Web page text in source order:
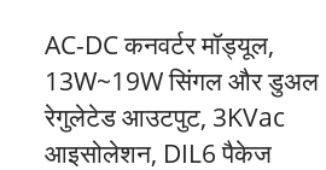
AC-DC कनवर्टर मॉड्यूल,
13W~19W सिंगल और डुअल
रेगुलेटेड आउटपुट, 3KVac
आइसोलेशन, DIL6 पैकेज